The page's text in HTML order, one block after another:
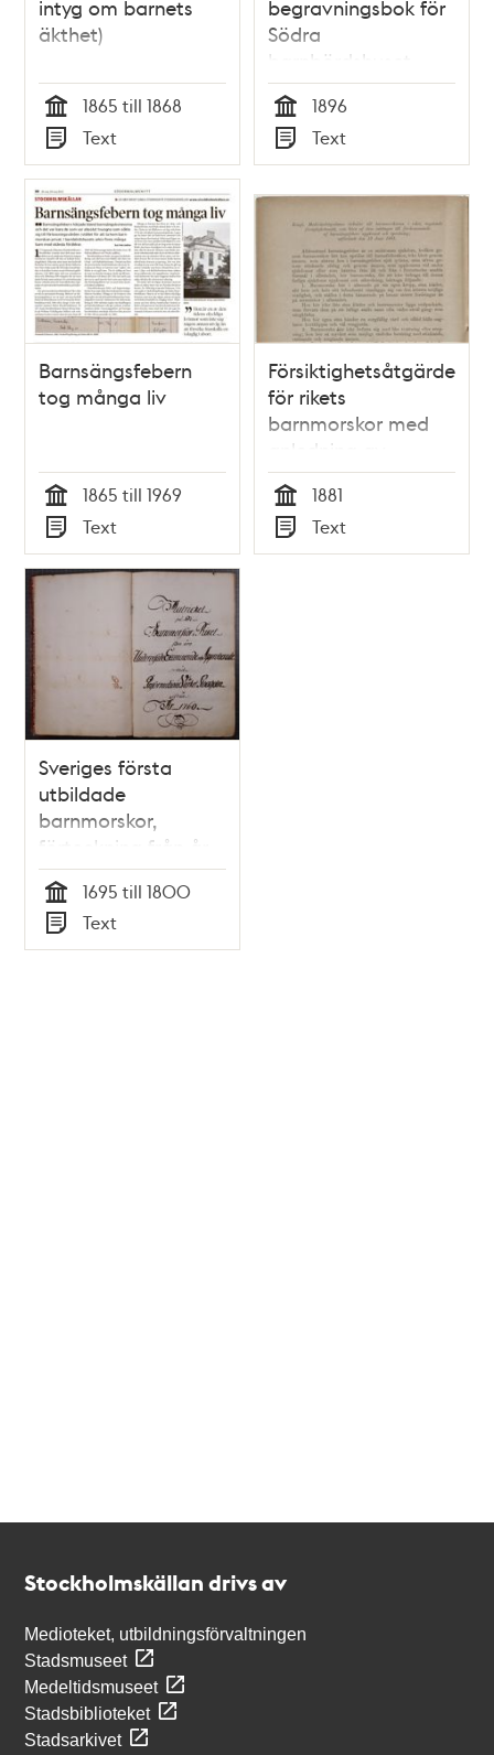
intyg om barnets
äkthet)
Tid
1865 till 1868
Typ
Text
begravningsbok för
Södra
barnbördshuset
1896
Tid
1896
Typ
Text
Barnsängsfebern
tog många liv
Tid
1865 till 1969
Typ
Text
Försiktighetsåtgärder
för rikets
barnmorskor med
anledning av
barnsängsfebern
Tid
1881
Typ
Text
Sveriges första
utbildade
barnmorskor,
förteckning från år
1760
Tid
1695 till 1800
Typ
Text
Stockholmskällan drivs av
Medioteket, utbildningsförvaltningen
Stadsmuseet
Medeltidsmuseet
Stadsbiblioteket
Stadsarkivet